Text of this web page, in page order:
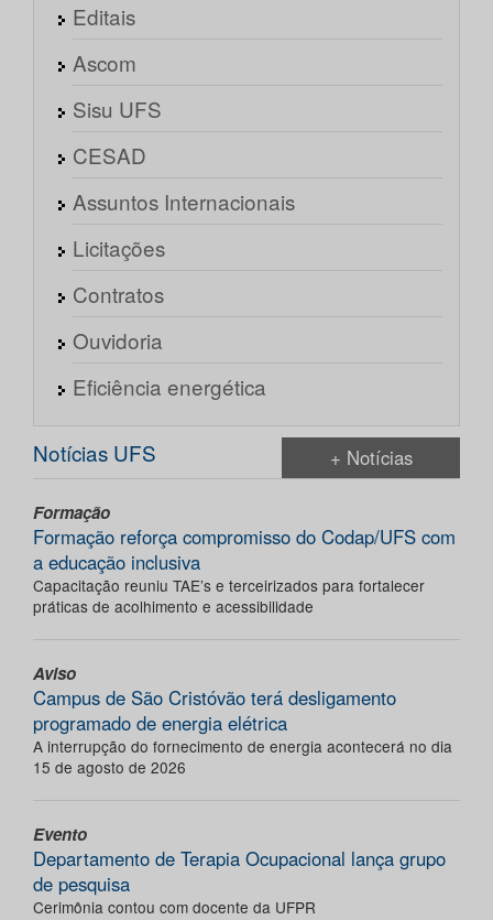
Editais
Ascom
Sisu UFS
CESAD
Assuntos Internacionais
Licitações
Contratos
Ouvidoria
Eficiência energética
Notícias UFS + Notícias
Formação
Formação reforça compromisso do Codap/UFS com
a educação inclusiva
Capacitação reuniu TAE’s e terceirizados para fortalecer
práticas de acolhimento e acessibilidade
Aviso
Campus de São Cristóvão terá desligamento
programado de energia elétrica
A interrupção do fornecimento de energia acontecerá no dia
15 de agosto de 2026
Evento
Departamento de Terapia Ocupacional lança grupo
de pesquisa
Cerimônia contou com docente da UFPR